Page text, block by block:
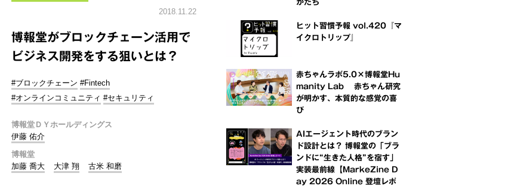
2018.11.22
博報堂がブロックチェーン活用で
ビジネス開発をする狙いとは？
#ブロックチェーン #Fintech
#オンラインコミュニティ #セキュリティ
博報堂ＤＹホールディングス
伊藤 佑介
博報堂
加藤 喬大
大津 翔 古米 和磨
かたち
ヒット習慣予報 vol.420『マ
イクロトリップ』
赤ちゃんラボ5.0×博報堂Hu
manity Lab 赤ちゃん研究
が明かす、本質的な感覚の喜
び
AIエージェント時代のブラン
ド設計とは？ 博報堂の「ブラ
ンドに“生きた人格”を宿す」
実装最前線【MarkeZine D
ay 2026 Online 登壇レポ